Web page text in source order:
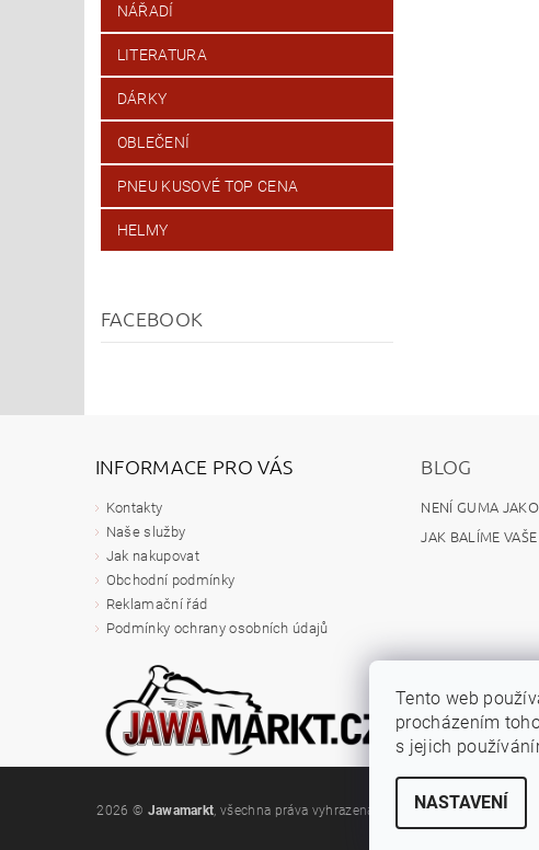
NÁŘADÍ
LITERATURA
DÁRKY
OBLEČENÍ
PNEU KUSOVÉ TOP CENA
HELMY
FACEBOOK
INFORMACE PRO VÁS
Kontakty
Naše služby
Jak nakupovat
Obchodní podmínky
Reklamační řád
Podmínky ochrany osobních údajů
BLOG
NENÍ GUMA
JAK BALÍME
2026 © Jawamarkt, všechna práva vyhrazena Upravit nastavení cookies
Tento web
procházením
s jejich
NASTAVENÍ